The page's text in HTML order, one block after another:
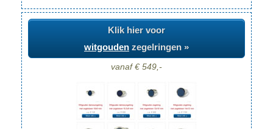
Klik hier voor
witgouden zegelringen »
vanaf € 549,-